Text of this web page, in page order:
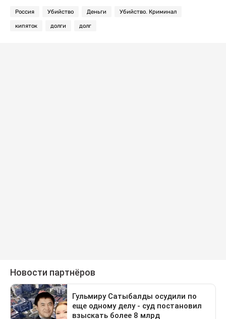
Россия Убийство Деньги Убийство. Криминал
кипяток долги долг